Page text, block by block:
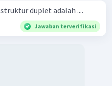
duplet adalah ....
Jawaban terverifikasi